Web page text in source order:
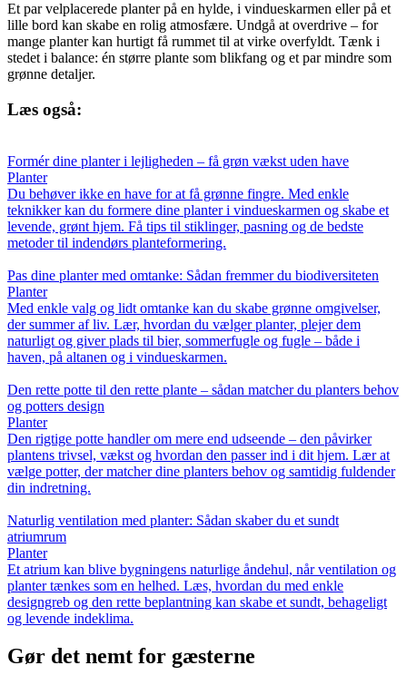
Et par velplacerede planter på en hylde, i vindueskarmen eller på et
lille bord kan skabe en rolig atmosfære. Undgå at overdrive – for
mange planter kan hurtigt få rummet til at virke overfyldt. Tænk i
stedet i balance: én større plante som blikfang og et par mindre som
grønne detaljer.
Læs også:
Formér dine planter i lejligheden – få grøn vækst uden have
Planter
Du behøver ikke en have for at få grønne fingre. Med enkle
teknikker kan du formere dine planter i vindueskarmen og skabe et
levende, grønt hjem. Få tips til stiklinger, pasning og de bedste
metoder til indendørs planteformering.
Pas dine planter med omtanke: Sådan fremmer du biodiversiteten
Planter
Med enkle valg og lidt omtanke kan du skabe grønne omgivelser,
der summer af liv. Lær, hvordan du vælger planter, plejer dem
naturligt og giver plads til bier, sommerfugle og fugle – både i
haven, på altanen og i vindueskarmen.
Den rette potte til den rette plante – sådan matcher du planters behov
og potters design
Planter
Den rigtige potte handler om mere end udseende – den påvirker
plantens trivsel, vækst og hvordan den passer ind i dit hjem. Lær at
vælge potter, der matcher dine planters behov og samtidig fuldender
din indretning.
Naturlig ventilation med planter: Sådan skaber du et sundt
atriumrum
Planter
Et atrium kan blive bygningens naturlige åndehul, når ventilation og
planter tænkes som en helhed. Læs, hvordan du med enkle
designgreb og den rette beplantning kan skabe et sundt, behageligt
og levende indeklima.
Gør det nemt for gæsterne